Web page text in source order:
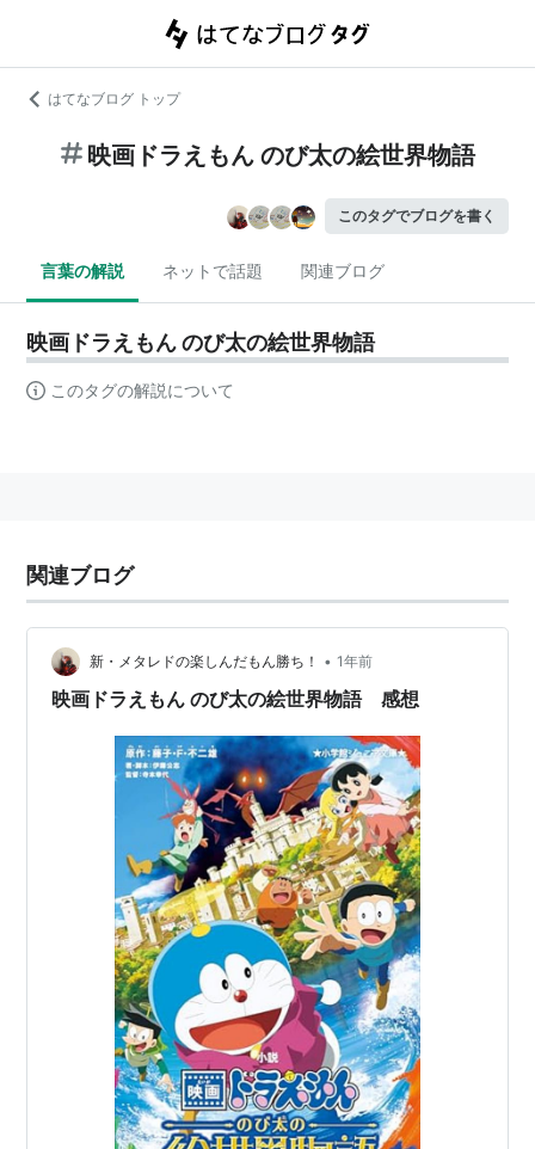
はてなブログ トップ
映画ドラえもん のび太の絵世界物語
このタグでブログを書く
言葉の解説 ネットで話題 関連ブログ
映画ドラえもん のび太の絵世界物語
このタグの解説について
関連ブログ
新・メタレドの楽しんだもん勝ち！ • 1年前
映画ドラえもん のび太の絵世界物語 感想